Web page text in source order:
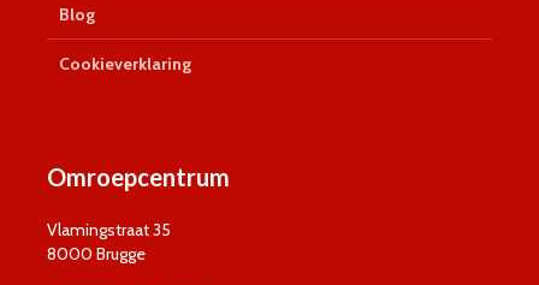
Blog
Cookieverklaring
Omroepcentrum
Vlamingstraat 35
8000 Brugge